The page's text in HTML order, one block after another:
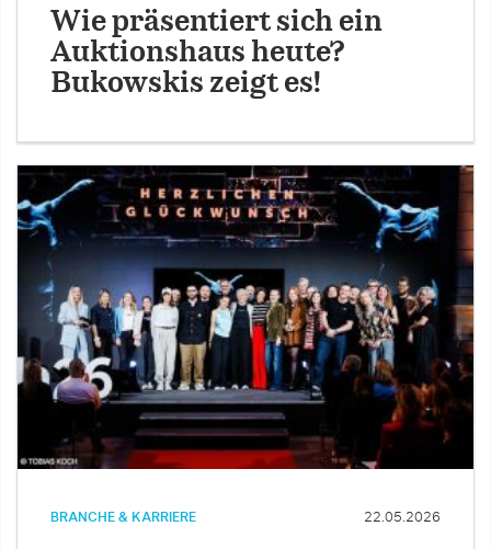
Wie präsentiert sich ein
Auktionshaus heute?
Bukowskis zeigt es!
BRANCHE & KARRIERE 22.05.2026